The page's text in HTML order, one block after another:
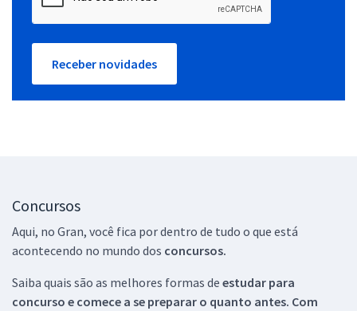
Receber novidades
Concursos
Aqui, no Gran, você fica por dentro de tudo o que está
acontecendo no mundo dos concursos.
Saiba quais são as melhores formas de estudar para
concurso e comece a se preparar o quanto antes. Com